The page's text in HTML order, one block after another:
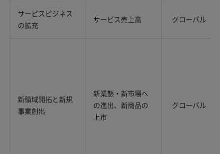
サービスビジネス
の拡充
サービス売上高 グローバル
新領域開拓と新規
事業創出
新業態・新市場へ
の進出、新商品の
上市
グローバル